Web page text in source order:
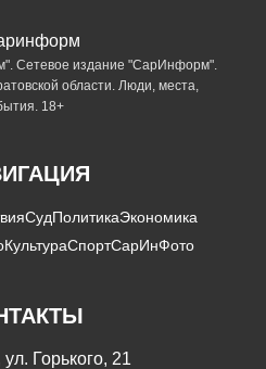
Сетевое издание "СарИнформ".
области. Люди, места,
18+
СудПолитикаЭкономика
КультураСпортСарИнФото
ул. Горького, 21